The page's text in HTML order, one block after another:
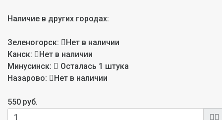
Наличие в других городах:
Зеленогорск:
Нет в наличии
Канск:
Нет в наличии
Минусинск:
Осталась 1 штука
Назарово:
Нет в наличии
550 руб.